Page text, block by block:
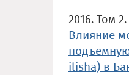
2016. Том
Влияние
ilisha) в